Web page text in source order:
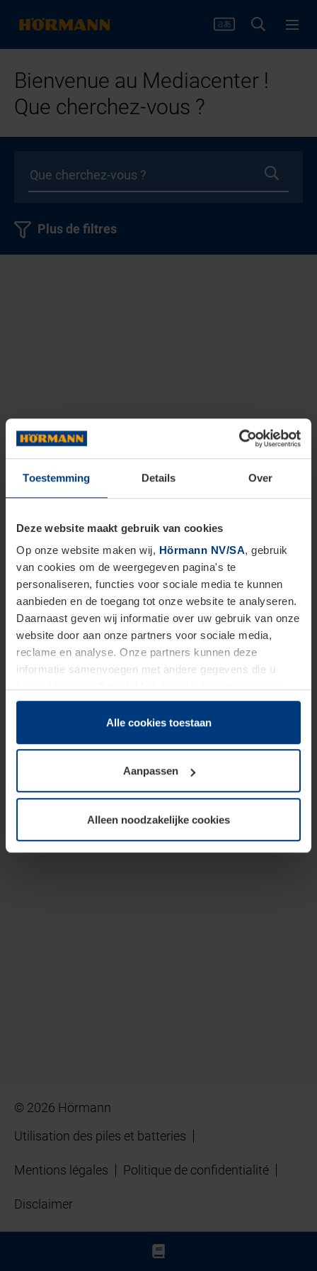
Toestemming Details Over
Deze website maakt gebruik van cookies
Op onze website maken wij, Hörmann NV/SA, gebruik
van cookies om de weergegeven pagina's te
personaliseren, functies voor sociale media te kunnen
aanbieden en de toegang tot onze website te analyseren.
Daarnaast geven wij informatie over uw gebruik van onze
website door aan onze partners voor sociale media,
reclame en analyse. Onze partners kunnen deze
informatie samenvoegen met andere gegevens die u
hun diensten hebben verzameld.
Juridisch hebben wij het recht om cookies op uw
van deze pagina's absoluut vereist is. Voor alle andere
soorten cookies is uw toestemming benodigd. Uw
toestemming kunt u op elk moment bij de uitleg van de
wijzigen of herroepen.
Alle cookies toestaan
Aanpassen
Alleen noodzakelijke cookies
Bienvenue au Mediacenter !
Que cherchez-vous ?
Plus de filtres
© 2026 Hörmann
Utilisation des piles et batteries
Mentions légales Politique de confidentialité
Disclaimer